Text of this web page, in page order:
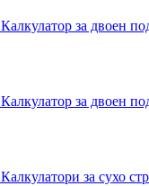
Калкулатор за двоен
Калкулатор за двоен
Калкулатори за сухо